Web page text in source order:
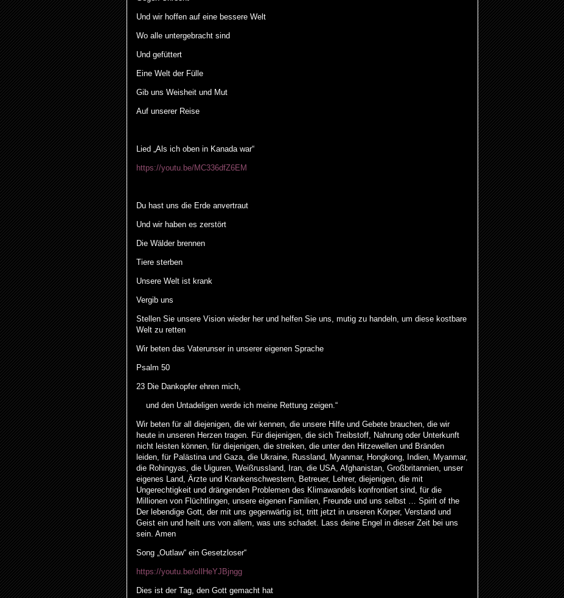
Und wir hoffen auf eine bessere Welt
Wo alle untergebracht sind
Und gefüttert
Eine Welt der Fülle
Gib uns Weisheit und Mut
Auf unserer Reise
Lied „Als ich oben in Kanada war“
https://youtu.be/MC336dfZ6EM
Du hast uns die Erde anvertraut
Und wir haben es zerstört
Die Wälder brennen
Tiere sterben
Unsere Welt ist krank
Vergib uns
Stellen Sie unsere Vision wieder her und helfen Sie uns, mutig zu handeln, um diese kostbare
Welt zu retten
Wir beten das Vaterunser in unserer eigenen Sprache
Psalm 50
23 Die Dankopfer ehren mich,
und den Untadeligen werde ich meine Rettung zeigen.“
Wir beten für all diejenigen, die wir kennen, die unsere Hilfe und Gebete brauchen, die wir
heute in unseren Herzen tragen. Für diejenigen, die sich Treibstoff, Nahrung oder Unterkunft
nicht leisten können, für diejenigen, die streiken, die unter den Hitzewellen und Bränden
leiden, für Palästina und Gaza, die Ukraine, Russland, Myanmar, Hongkong, Indien, Myanmar,
die Rohingyas, die Uiguren, Weißrussland, Iran, die USA, Afghanistan, Großbritannien, unser
eigenes Land, Ärzte und Krankenschwestern, Betreuer, Lehrer, diejenigen, die mit
Ungerechtigkeit und drängenden Problemen des Klimawandels konfrontiert sind, für die
Millionen von Flüchtlingen, unsere eigenen Familien, Freunde und uns selbst … Spirit of the
Der lebendige Gott, der mit uns gegenwärtig ist, tritt jetzt in unseren Körper, Verstand und
Geist ein und heilt uns von allem, was uns schadet. Lass deine Engel in dieser Zeit bei uns
sein. Amen
Song „Outlaw“ ein Gesetzloser“
https://youtu.be/oIlHeYJBjngg
Dies ist der Tag, den Gott gemacht hat